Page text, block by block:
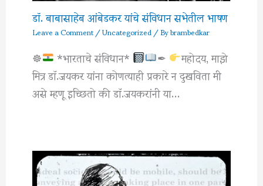
डॉ. बाबासाहेब आंबेडकर यांचे संविधान सभेतील भाषण
Leave a Comment/Uncategorized/ Bybrambedkar
☸ *भारताचे संविधान* ✒ महोदय, माझे
मित्र डाॅ.जयकर यांना कोणत्याही प्रकारे न दुखविता मी
असे म्हणू इच्छितो की डाॅ.जयकरांनी या…